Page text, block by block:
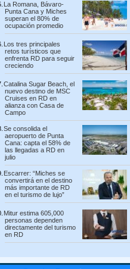
La Romana, Bávaro-
Punta Cana y Miches
superan el 80% de
ocupación promedio
Los tres principales
retos turísticos que
enfrenta RD para seguir
creciendo
Catalina Sugar Beach, el
nuevo destino de MSC
Cruises en RD en
alianza con Casa de
Campo
Se consolida el
aeropuerto de Punta
Cana: capta el 58% de
las llegadas a RD en
julio
Escarrer: “Miches se
convertirá en el destino
más importante de RD
en el turismo de lujo”
Mitur estima 605,000
personas dependen
directamente del turismo
en RD